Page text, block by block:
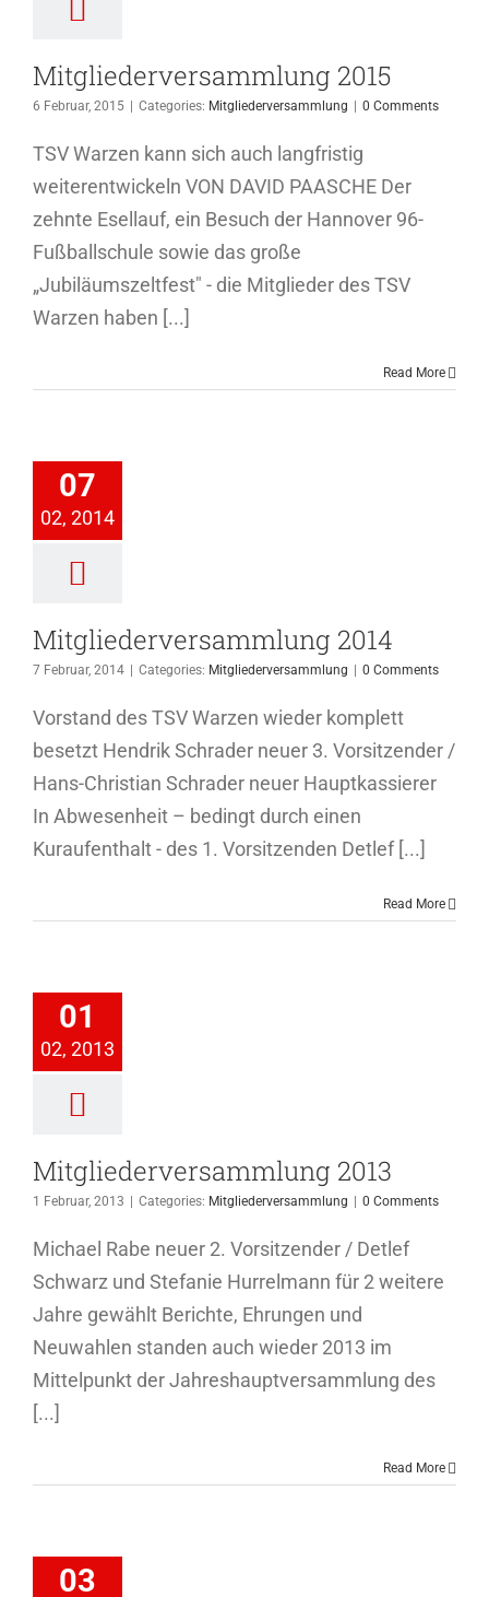
Mitgliederversammlung 2015
6 Februar, 2015 Categories: Mitgliederversammlung 0 Comments
TSV Warzen kann sich auch langfristig
weiterentwickeln VON DAVID PAASCHE Der
zehnte Esellauf, ein Besuch der Hannover 96-
Fußballschule sowie das große
„Jubiläumszeltfest" - die Mitglieder des TSV
Warzen haben [...]
Read More
07
02, 2014
Mitgliederversammlung 2014
7 Februar, 2014 Categories: Mitgliederversammlung 0 Comments
Vorstand des TSV Warzen wieder komplett
besetzt Hendrik Schrader neuer 3. Vorsitzender /
Hans-Christian Schrader neuer Hauptkassierer
In Abwesenheit – bedingt durch einen
Kuraufenthalt - des 1. Vorsitzenden Detlef [...]
Read More
01
02, 2013
Mitgliederversammlung 2013
1 Februar, 2013 Categories: Mitgliederversammlung 0 Comments
Michael Rabe neuer 2. Vorsitzender / Detlef
Schwarz und Stefanie Hurrelmann für 2 weitere
Jahre gewählt Berichte, Ehrungen und
Neuwahlen standen auch wieder 2013 im
Mittelpunkt der Jahreshauptversammlung des
[...]
Read More
03